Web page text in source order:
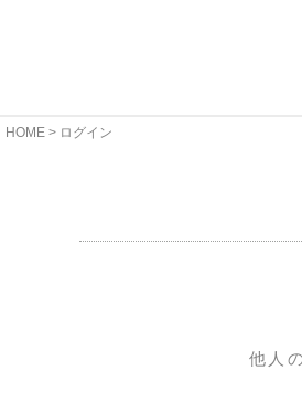
HOME ログイン
他人